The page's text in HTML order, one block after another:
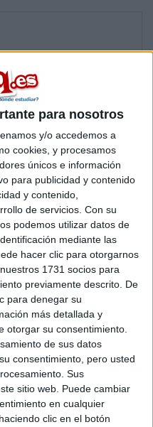
para nosotros
y/o accedemos a
cookies, y procesamos
únicos e información
para publicidad y contenido
y contenido,
de servicios. Con su
podemos utilizar datos de
mediante las
hacer clic para otorgarnos
1731 socios para
previamente descrito. De
para denegar su
más detallada y
otorgar su consentimiento.
de sus datos
consentimiento, pero usted
Sus
sitio web. Puede cambiar
en cualquier
clic en el botón
bachillerato o FP?
de Uso